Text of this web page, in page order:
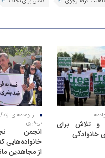
و تلاش برای
خانوادگی
از وعده‌های
بی‌خبری
انجمن
خانواده‌هایی
از مجاهدین